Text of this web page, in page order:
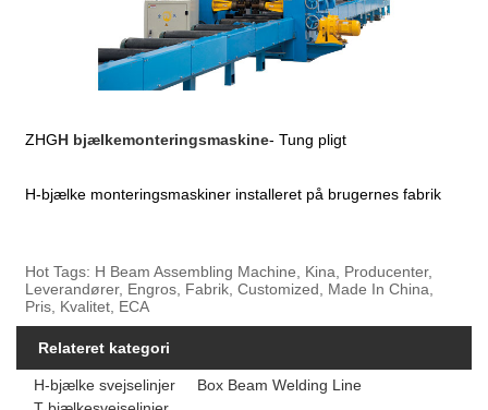
ZHGH bjælkemonteringsmaskine- Tung pligt
H-bjælke monteringsmaskiner installeret på brugernes fabrik
Hot Tags: H Beam Assembling Machine, Kina, Producenter,
Leverandører, Engros, Fabrik, Customized, Made In China,
Pris, Kvalitet, ECA
Relateret kategori
H-bjælke svejselinjer
Box Beam Welding Line